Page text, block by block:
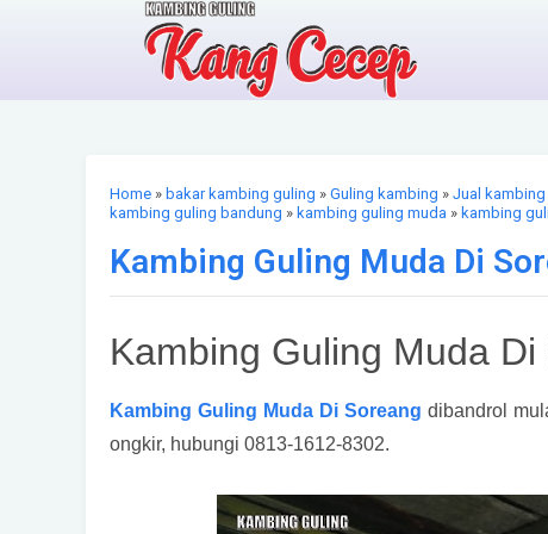
Home » bakar kambing guling » Guling kambing » Jual
kambing guling bandung » kambing guling muda » kambing
Kambing Guling Muda Di
Kambing Guling Muda Di
Kambing Guling Muda Di Soreang dibandrol
ongkir, hubungi 0813-1612-8302.